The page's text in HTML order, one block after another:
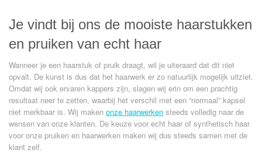
Je vindt bij ons de mooiste haarstukken
en pruiken van echt haar
Wanneer je een haarstuk of pruik draagt, wil je uiteraard dat dit niet
opvalt. De kunst is dus dat het haarwerk er zo natuurlijk mogelijk uitziet.
Omdat wij ook ervaren kappers zijn, slagen wij erin om een prachtig
resultaat neer te zetten, waarbij het verschil met een “normaal” kapsel
niet merkbaar is. Wij maken onze haarwerken steeds volledig naar de
wensen van onze klanten. De keuze voor echt haar of synthetisch haar
voor onze pruiken en haarwerken maken wij dus steeds samen met de
klant zelf.